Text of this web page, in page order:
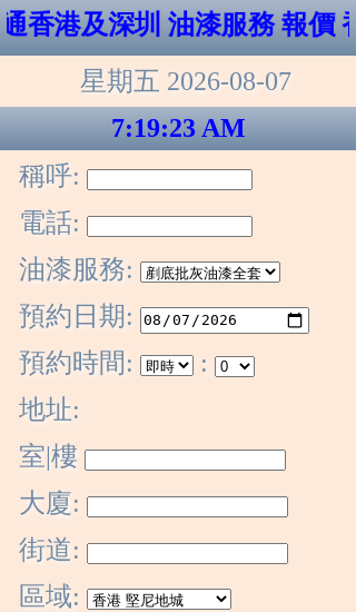
香港及深圳 油漆服務 報價
星期五 2026-08-07
7:19:23 AM
稱呼:
電話:
油漆服務:
預約日期:
預約時間:
:
地址:
室|樓
大廈:
街道:
區域: